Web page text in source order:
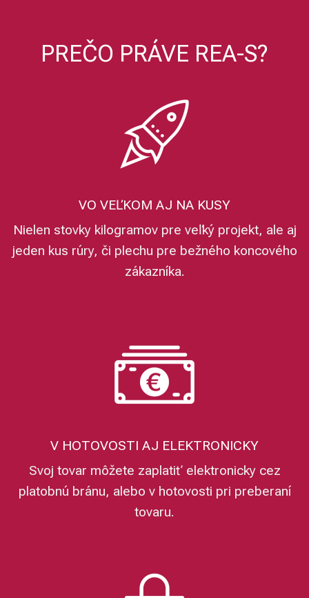
PREČO PRÁVE REA-S?
VO VEĽKOM AJ NA KUSY
Nielen stovky kilogramov pre veľký projekt, ale aj
jeden kus rúry, či plechu pre bežného koncového
zákazníka.
V HOTOVOSTI AJ ELEKTRONICKY
Svoj tovar môžete zaplatiť elektronicky cez
platobnú bránu, alebo v hotovosti pri preberaní
tovaru.